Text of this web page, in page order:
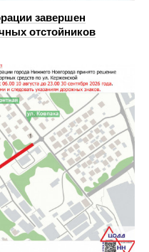
завершен
отстойников